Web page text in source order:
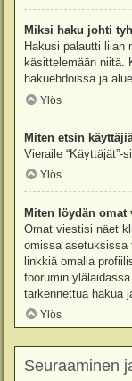
Miksi haku johti
Hakusi palautti liian
käsittelemään niitä.
hakuehdoissa ja
Ylös
Miten etsin
Vieraile “Käyttäjät”-
Ylös
Miten löydän
Omat viestisi näet
omissa asetuksissa
linkkiä omalla
foorumin
tarkennettua hakua
Ylös
Seuraaminen